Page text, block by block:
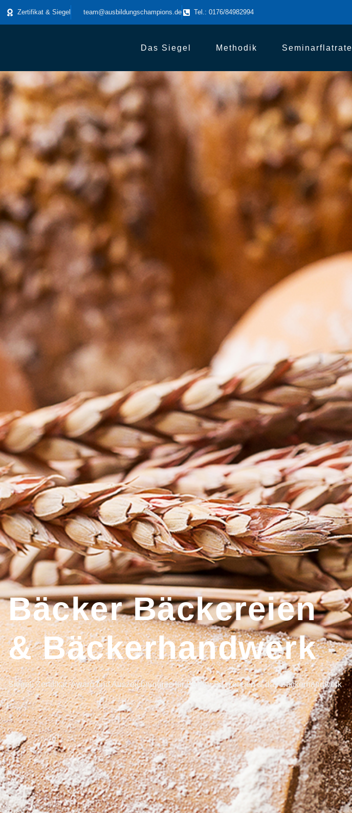
Zertifikat & Siegel team@ausbildungschampions.de Tel.: 0176/84982994
Das Siegel Methodik Seminarflatrate
Bäcker Bäckereien
& Bäckerhandwerk
Siegel, Zertifikat, Award und Auszeichnungen für Bäcker Bäckereien & das Bäckerhandwerk